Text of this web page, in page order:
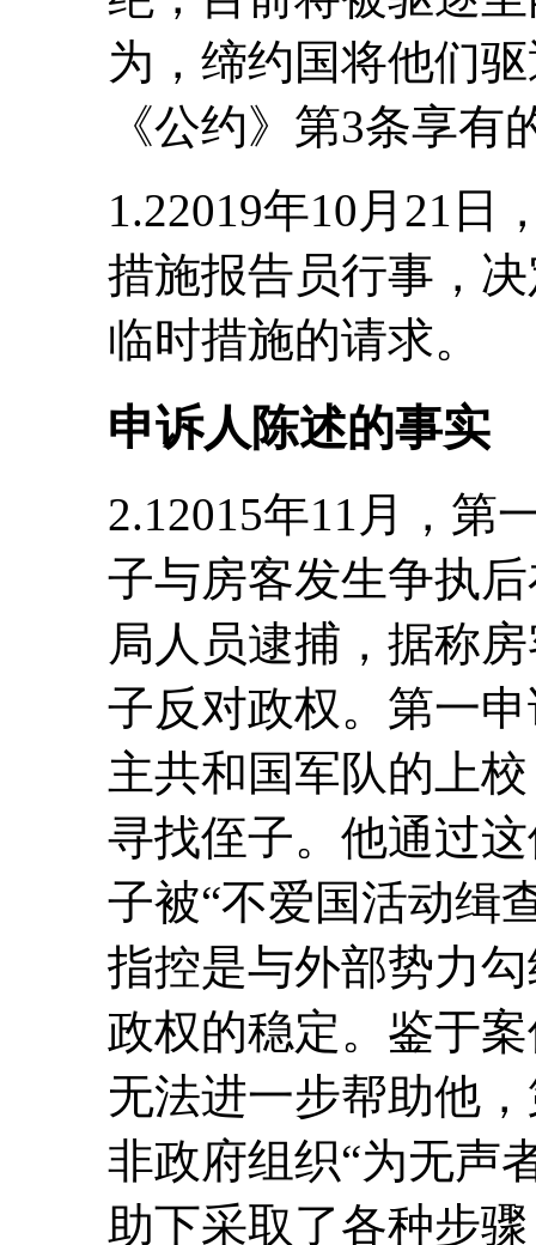
为，缔约国将他们
《公约》第3条享有
1.22019年10月21日
措施报告员行事，
临时措施的请求。
申诉人陈述的事实
2.12015年11月，第
子与房客发生争执
局人员逮捕，据称
子反对政权。第一
主共和国军队的上
寻找侄子。他通过
子被“不爱国活动缉
指控是与外部势力
政权的稳定。鉴于
无法进一步帮助他
非政府组织“为无声
助下采取了各种步